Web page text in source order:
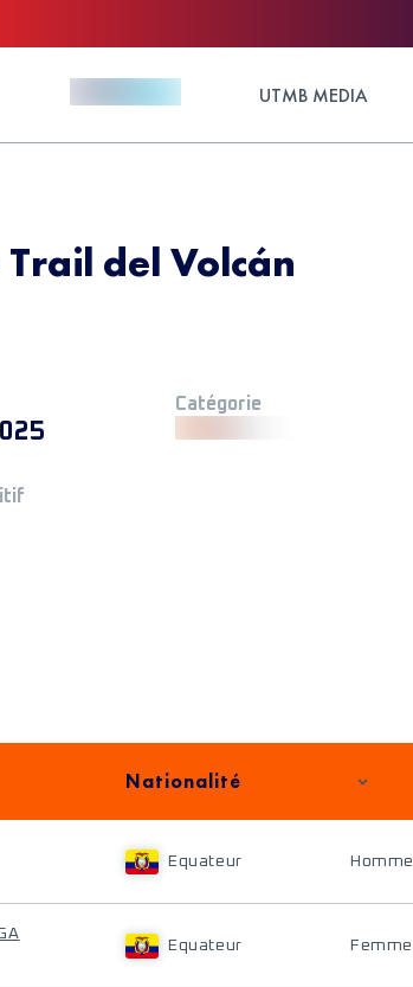
UTMB MEDIA
del Volcán
Catégorie
Nationalité
Equateur Homme
Equateur Femme